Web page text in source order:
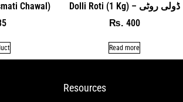
Chawal) Dolli Roti (1 Kg) – ڈولی روٹی
₨ 400
Read more
Resources